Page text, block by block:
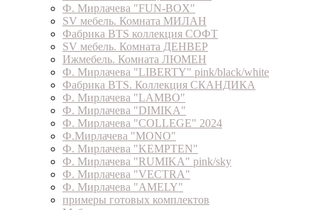
Ф. Мирлачева "FUN-BOX"
SV мебель. Комната МИЛАН
Фабрика BTS коллекция СОФТ
SV мебель. Комната ДЕНВЕР
Ижмебель. Комната ЛЮМЕН
Ф. Мирлачева "LIBERTY" pink/black/white
Фабрика BTS. Коллекция СКАНДИКА
Ф. Мирлачева "LAMBO"
Ф. Мирлачева "DIMIKA"
Ф. Мирлачева "COLLEGE" 2024
Ф.Мирлачева "MONO"
Ф. Мирлачева "KEMPTEN"
Ф. Мирлачева "RUMIKA" pink/sky
Ф. Мирлачева "VECTRA"
Ф. Мирлачева "AMELY"
примеры готовых комплектов